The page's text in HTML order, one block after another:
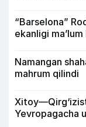
“Barselona”
ekanligi
Namangan
mahrum qilindi
Yevropagacha